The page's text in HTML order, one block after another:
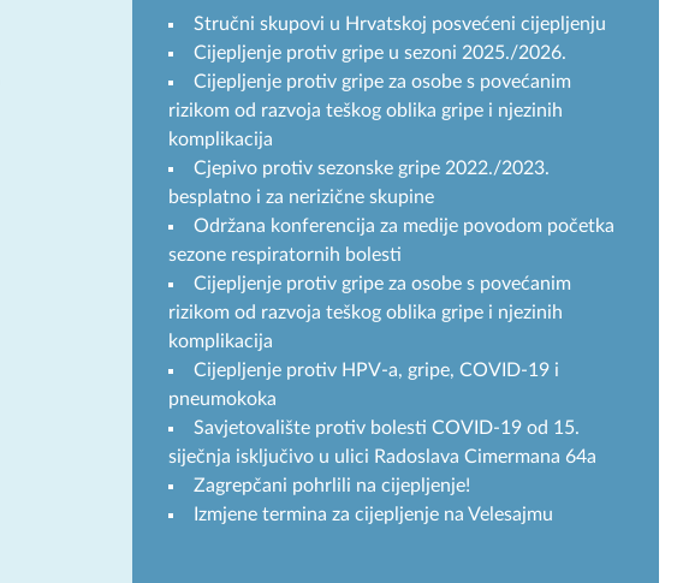
Stručni skupovi u Hrvatskoj posvećeni cijepljenju
Cijepljenje protiv gripe u sezoni 2025./2026.
Cijepljenje protiv gripe za osobe s povećanim
rizikom od razvoja teškog oblika gripe i njezinih
komplikacija
Cjepivo protiv sezonske gripe 2022./2023.
besplatno i za nerizične skupine
Održana konferencija za medije povodom početka
sezone respiratornih bolesti
Cijepljenje protiv gripe za osobe s povećanim
rizikom od razvoja teškog oblika gripe i njezinih
komplikacija
Cijepljenje protiv HPV-a, gripe, COVID-19 i
pneumokoka
Savjetovalište protiv bolesti COVID-19 od 15.
siječnja isključivo u ulici Radoslava Cimermana 64a
Zagrepčani pohrlili na cijepljenje!
Izmjene termina za cijepljenje na Velesajmu